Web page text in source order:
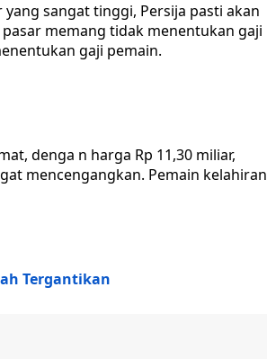
sangat tinggi, Persija pasti akan
memang tidak menentukan gaji
gaji pemain.
denga n harga Rp 11,30 miliar,
mencengangkan. Pemain kelahiran
Tergantikan